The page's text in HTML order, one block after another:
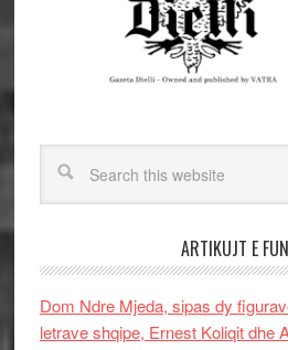
ARTIKUJT E
Dom Ndre Mjeda, sipas dy
letrave shqipe, Ernest Koliqit dhe